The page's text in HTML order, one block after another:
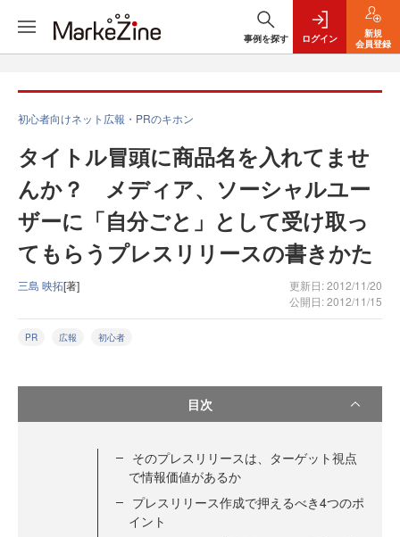
事例を探す ログイン
新規
会員登録
初心者向けネット広報・PRのキホン
タイトル冒頭に商品名を入れてませ
んか？ メディア、ソーシャルユー
ザーに「自分ごと」として受け取っ
てもらうプレスリリースの書きかた
三島 映拓[著]
更新日: 2012/11/20
公開日: 2012/11/15
PR 広報 初心者
目次
そのプレスリリースは、ターゲット視点
で情報価値があるか
プレスリリース作成で押えるべき4つのポ
イント